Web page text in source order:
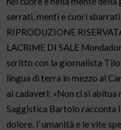
serrati, menti e cuori sbarrati.
RIPRODUZIONE
LACRIME DI SALE
scritto con la giornalista
lingua di terra in mezzo al
ai cadaveri: «Non ci si
Saggistica Bartolo racconta
dolore, l’ umanità e le vite